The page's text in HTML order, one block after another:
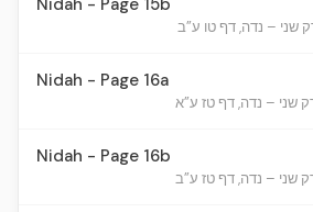
Nidah - Page 15b
Nidah - Page 16a
Nidah - Page 16b